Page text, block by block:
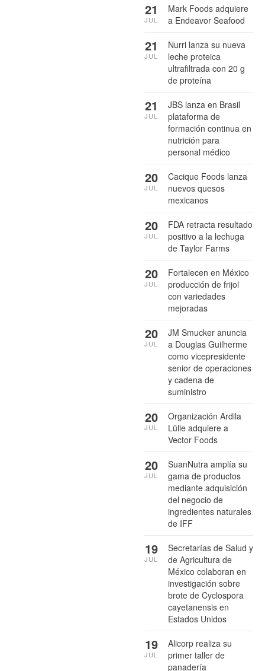
Mark Foods adquiere
a Endeavor Seafood
21
JUL
Nurri lanza su nueva
leche proteica
ultrafiltrada con 20 g
de proteína
21
JUL
JBS lanza en Brasil
plataforma de
formación continua en
nutrición para
personal médico
21
JUL
Cacique Foods lanza
nuevos quesos
mexicanos
20
JUL
FDA retracta resultado
positivo a la lechuga
de Taylor Farms
20
JUL
Fortalecen en México
producción de frijol
con variedades
mejoradas
20
JUL
JM Smucker anuncia
a Douglas Guilherme
como vicepresidente
senior de operaciones
y cadena de
suministro
20
JUL
Organización Ardila
Lülle adquiere a
Vector Foods
20
JUL
SuanNutra amplía su
gama de productos
mediante adquisición
del negocio de
ingredientes naturales
de IFF
20
JUL
Secretarías de Salud y
de Agricultura de
México colaboran en
investigación sobre
brote de Cyclospora
cayetanensis en
Estados Unidos
19
JUL
Alicorp realiza su
primer taller de
panadería
19
JUL